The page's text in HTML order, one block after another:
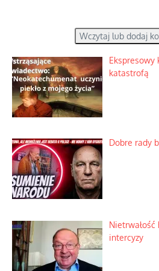
Wczytaj lub dodaj
Ekspresowy
katastrofą
Dobre rady
intercyzy